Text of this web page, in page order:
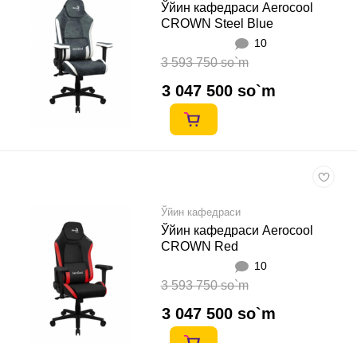
Ўйин кафедраси Aerocool
CROWN Steel Blue
10
3 593 750 so`m
3 047 500 so`m
Ўйин кафедраси
Ўйин кафедраси Aerocool
CROWN Red
10
3 593 750 so`m
3 047 500 so`m